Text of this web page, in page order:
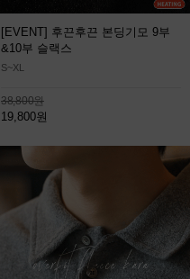
[EVENT] 후끈후끈 본딩기모 9부
&10부 슬랙스
S~XL
38,800원
19,800원